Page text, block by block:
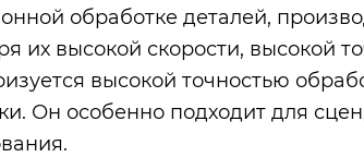
обработке деталей,
их высокой скорости, высокой
высокой точностью
Он особенно подходит для